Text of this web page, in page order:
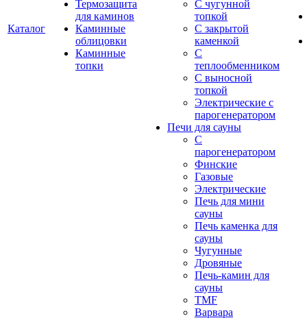
Каталог
Термозащита
для каминов
Каминные
облицовки
Каминные
топки
С чугунной
топкой
С закрытой
каменкой
С
теплообменником
С выносной
топкой
Электрические с
парогенератором
Печи для сауны
С
парогенератором
Финские
Газовые
Электрические
Печь для мини
сауны
Печь каменка для
сауны
Чугунные
Дровяные
Печь-камин для
сауны
TMF
Варвара